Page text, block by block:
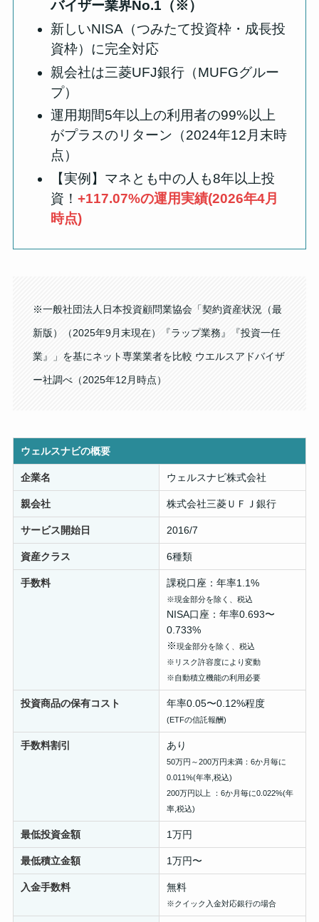
バイザー業界No.1（※）
新しいNISA（つみたて投資枠・成長投
資枠）に完全対応
親会社は三菱UFJ銀行（MUFGグルー
プ）
運用期間5年以上の利用者の99%以上
がプラスのリターン（2024年12月末時
点）
【実例】マネとも中の人も8年以上投
資！ +117.07%の運用実績(2026年4月
時点)
※一般社団法人日本投資顧問業協会「契約資産状況（最
新版）（2025年9月末現在）『ラップ業務』『投資一任
業』」を基にネット専業業者を比較 ウエルスアドバイザ
ー社調べ（2025年12月時点）
ウェルスナビの概要
企業名 ウェルスナビ株式会社
親会社 株式会社三菱ＵＦＪ銀行
サービス開始日 2016/7
資産クラス 6種類
手数料 課税口座：年率1.1%
※現金部分を除く、税込
NISA口座：年率0.693〜
0.733%
※現金部分を除く、税込
※リスク許容度により変動
※自動積立機能の利用必要
投資商品の保有コスト 年率0.05〜0.12%程度
(ETFの信託報酬)
手数料割引 あり
50万円～200万円未満：6か月毎に
0.011%(年率,税込)
200万円以上 ：6か月毎に0.022%(年
率,税込)
最低投資金額 1万円
最低積立金額 1万円〜
入金手数料 無料
※クイック入金対応銀行の場合